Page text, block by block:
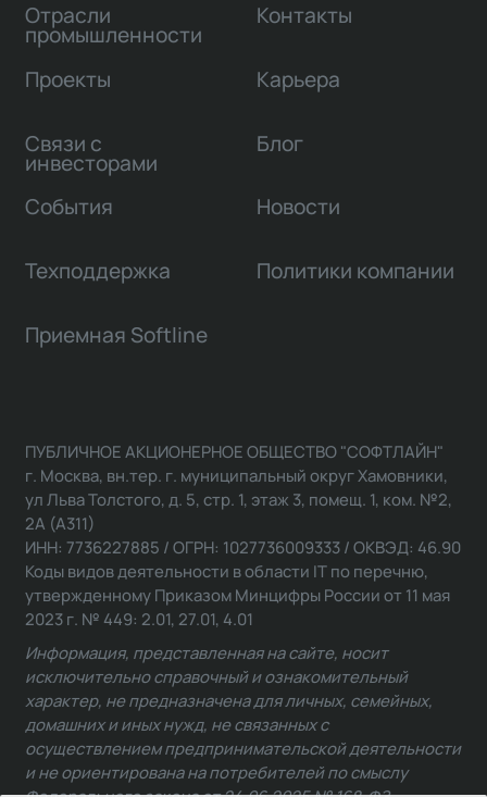
Отрасли
промышленности
Проекты
Связи с
инвесторами
Контакты
Карьера
Блог
События Новости
Техподдержка Политики компании
Приемная Softline
ПУБЛИЧНОЕ АКЦИОНЕРНОЕ ОБЩЕСТВО "СОФТЛАЙН"
г. Москва, вн.тер. г. муниципальный округ Хамовники,
ул Льва Толстого, д. 5, стр. 1, этаж 3, помещ. 1, ком. №2,
2А (А311)
ИНН: 7736227885 / ОГРН: 1027736009333 / ОКВЭД: 46.90
Коды видов деятельности в области IT по перечню,
утвержденному Приказом Минцифры России от 11 мая
2023 г. № 449: 2.01, 27.01, 4.01
Информация, представленная на сайте, носит
исключительно справочный и ознакомительный
характер, не предназначена для личных, семейных,
домашних и иных нужд, не связанных с
осуществлением предпринимательской деятельности
и не ориентирована на потребителей по смыслу